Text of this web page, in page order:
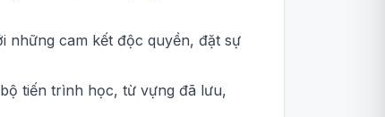
những cam kết độc quyền, đặt sự
tiến trình học, từ vựng đã lưu,